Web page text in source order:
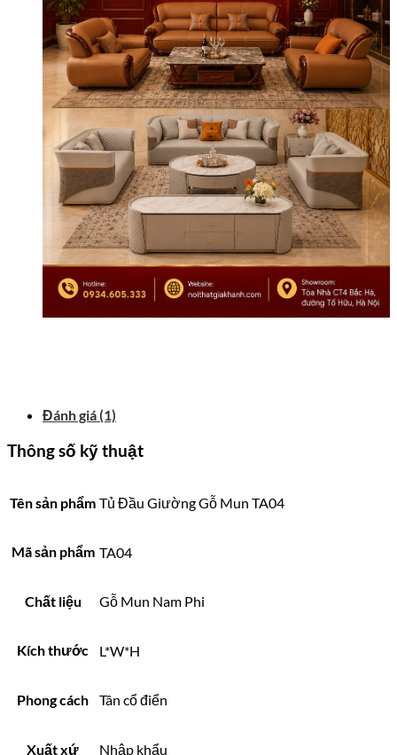
Đánh giá (1)
Thông số kỹ thuật
Tên sản phẩm Tủ Đầu Giường Gỗ Mun TA04
Mã sản phẩm TA04
Chất liệu Gỗ Mun Nam Phi
Kích thước L*W*H
Phong cách Tân cổ điển
Xuất xứ Nhập khẩu